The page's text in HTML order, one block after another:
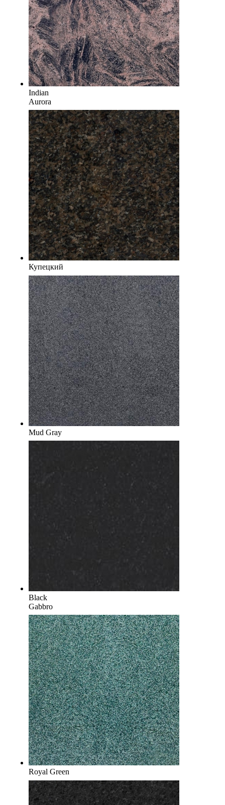
Indian
Aurora
Купецкий
Mud Gray
Black
Gabbro
Royal Green